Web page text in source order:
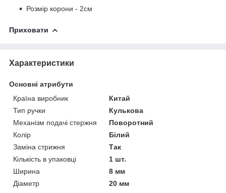
Розмір корони - 2см
Приховати
Характеристики
Основні атрибути
Країна виробник
Китай
Тип ручки
Кулькова
Механізм подачі стержня
Поворотний
Колір
Білий
Заміна стрижня
Так
Кількість в упаковці
1 шт.
Ширина
8 мм
Діаметр
20 мм